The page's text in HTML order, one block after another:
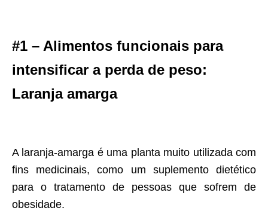
#1 – Alimentos funcionais para
intensificar a perda de peso:
Laranja amarga
A laranja-amarga é uma planta muito utilizada com
fins medicinais, como um suplemento dietético
para o tratamento de pessoas que sofrem de
obesidade.